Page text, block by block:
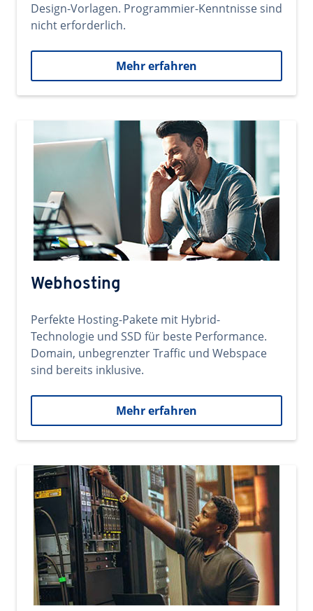
Design-Vorlagen. Programmier-Kenntnisse sind
nicht erforderlich.
Mehr erfahren
Webhosting
Perfekte Hosting-Pakete mit Hybrid-
Technologie und SSD für beste Performance.
Domain, unbegrenzter Traffic und Webspace
sind bereits inklusive.
Mehr erfahren